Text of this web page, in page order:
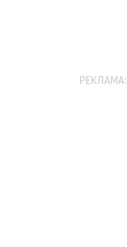
РЕКЛАМА: